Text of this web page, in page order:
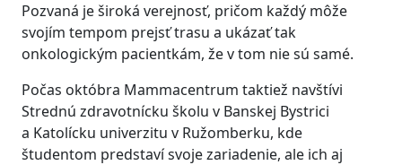
Pozvaná je široká verejnosť, pričom každý môže
svojím tempom prejsť trasu a ukázať tak
onkologickým pacientkám, že v tom nie sú samé.
Počas októbra Mammacentrum taktiež navštívi
Strednú zdravotnícku školu v Banskej Bystrici
a Katolícku univerzitu v Ružomberku, kde
študentom predstaví svoje zariadenie, ale ich aj